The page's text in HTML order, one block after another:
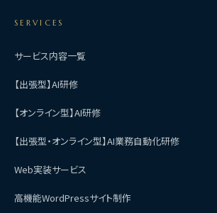
SERVICES
サービス内容一覧
【出張型】AI研修
【オンライン型】AI研修
【出張型・オンライン型】AI業務自動化研修
Web実装サービス
高機能WordPressサイト制作